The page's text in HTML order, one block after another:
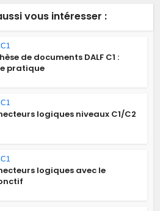
vous intéresser :
de documents DALF C1 :
pratique
logiques niveaux C1/C2
logiques avec le